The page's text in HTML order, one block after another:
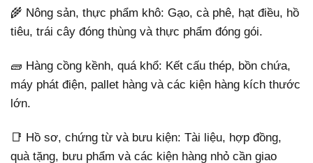
🌾 Nông sản, thực phẩm khô: Gạo, cà phê, hạt điều, hồ
tiêu, trái cây đóng thùng và thực phẩm đóng gói.
🧱 Hàng cồng kềnh, quá khổ: Kết cấu thép, bồn chứa,
máy phát điện, pallet hàng và các kiện hàng kích thước
lớn.
📑 Hồ sơ, chứng từ và bưu kiện: Tài liệu, hợp đồng,
quà tặng, bưu phẩm và các kiện hàng nhỏ cần giao